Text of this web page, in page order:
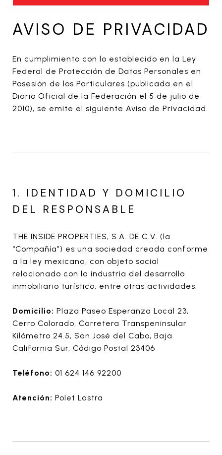
AVISO DE PRIVACIDAD
En cumplimiento con lo establecido en la Ley
Federal de Protección de Datos Personales en
Posesión de los Particulares (publicada en el
Diario Oficial de la Federación el 5 de julio de
2010), se emite el siguiente Aviso de Privacidad.
1. IDENTIDAD Y DOMICILIO
DEL RESPONSABLE
THE INSIDE PROPERTIES, S.A. DE C.V. (la
“Compañía”) es una sociedad creada conforme
a la ley mexicana, con objeto social
relacionado con la industria del desarrollo
inmobiliario turístico, entre otras actividades.
Domicilio: Plaza Paseo Esperanza Local 23,
Cerro Colorado, Carretera Transpeninsular
Kilómetro 24.5, San José del Cabo, Baja
California Sur, Código Postal 23406
Teléfono: 01 624 146 92200
Atención: Polet Lastra